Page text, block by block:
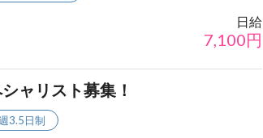
日給
7,100円
ャリスト募集！
3.5日制